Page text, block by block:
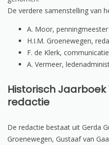
De verdere samenstelling van
A. Moor, penningmeester
H.I.M. Groenewegen,
F. de Klerk,
A. Vermeer,
Historisch
redactie
De redactie bestaat uit Gerda
Groenewegen, Gustaaf van